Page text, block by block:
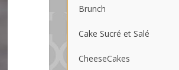
Brunch
Cake Sucré et Salé
CheeseCakes